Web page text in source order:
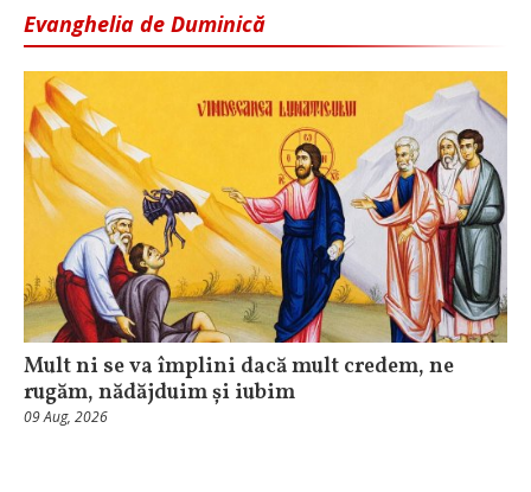
Evanghelia de Duminică
Mult ni se va împlini dacă mult credem, ne
rugăm, nădăjduim și iubim
09 Aug, 2026